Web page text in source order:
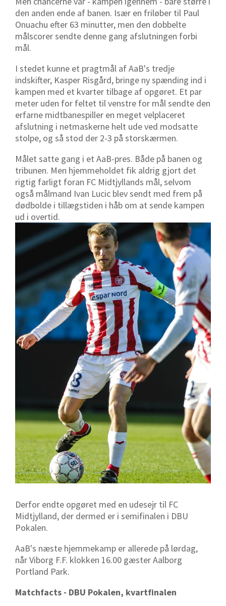
den anden ende af banen. Især en friløber til Paul
Onuachu efter 63 minutter, men den dobbelte
målscorer sendte denne gang afslutningen forbi
mål.
I stedet kunne et pragtmål af AaB's tredje
indskifter, Kasper Risgård, bringe ny spænding ind i
kampen med et kvarter tilbage af opgøret. Et par
meter uden for feltet til venstre for mål sendte den
erfarne midtbanespiller en meget velplaceret
afslutning i netmaskerne helt ude ved modsatte
stolpe, og så stod der 2-3 på storskærmen.
Målet satte gang i et AaB-pres. Både på banen og
tribunen. Men hjemmeholdet fik aldrig gjort det
rigtig farligt foran FC Midtjyllands mål, selvom
også målmand Ivan Lucic blev sendt med frem på
dødbolde i tillægstiden i håb om at sende kampen
ud i overtid.
Derfor endte opgøret med en udesejr til FC
Midtjylland, der dermed er i semifinalen i DBU
Pokalen.
AaB's næste hjemmekamp er allerede på lørdag,
når Viborg F.F. klokken 16.00 gæster Aalborg
Portland Park.
Matchfacts - DBU Pokalen, kvartfinalen